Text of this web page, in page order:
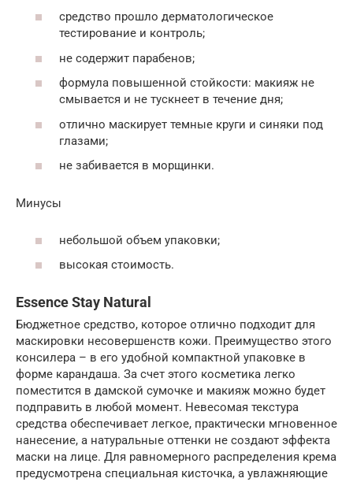
средство прошло дерматологическое
тестирование и контроль;
не содержит парабенов;
формула повышенной стойкости: макияж не
смывается и не тускнеет в течение дня;
отлично маскирует темные круги и синяки под
глазами;
не забивается в морщинки.
Минусы
небольшой объем упаковки;
высокая стоимость.
Essence Stay Natural
Бюджетное средство, которое отлично подходит для
маскировки несовершенств кожи. Преимущество этого
консилера – в его удобной компактной упаковке в
форме карандаша. За счет этого косметика легко
поместится в дамской сумочке и макияж можно будет
подправить в любой момент. Невесомая текстура
средства обеспечивает легкое, практически мгновенное
нанесение, а натуральные оттенки не создают эффекта
маски на лице. Для равномерного распределения крема
предусмотрена специальная кисточка, а увлажняющие